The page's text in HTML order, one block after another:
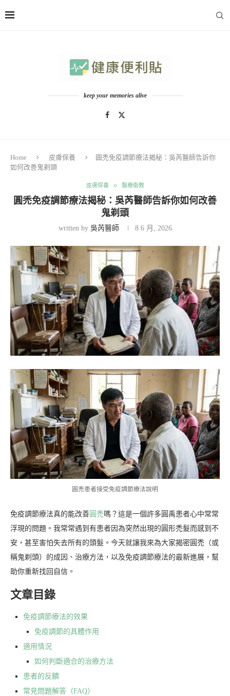
keep your memories alive
Home 皮膚保養
圓禿免疫調節療法揭秘：吳芮醫師告訴你
如何改善鬼剃頭
皮膚保養 醫療衛教
圓禿免疫調節療法揭秘：吳芮醫師告訴你如何改善
鬼剃頭
written by 吳芮醫師 8 6 月, 2026
圓禿患者接受免疫調節療法說明
免疫調節療法真的能改善 圓禿嗎？這是一個許多圓禹患者心中常常
浮現的問題。我常常遇到有患者因為突然出現的圓形禿髮而感到不
安，甚至害怕失去所有的頭髮。今天就讓我來為大家揭密圓禿（或
稱鬼剃頭）的成因、治療方法，以及免疫調節療法的最新進展，幫
助你重新找回自信。
文章目錄
免疫調節療法的效果
免疫調節的具體作用
適用情況
如何判斷適合的治療方法
患者的反饋
常見問題解答（FAQ）